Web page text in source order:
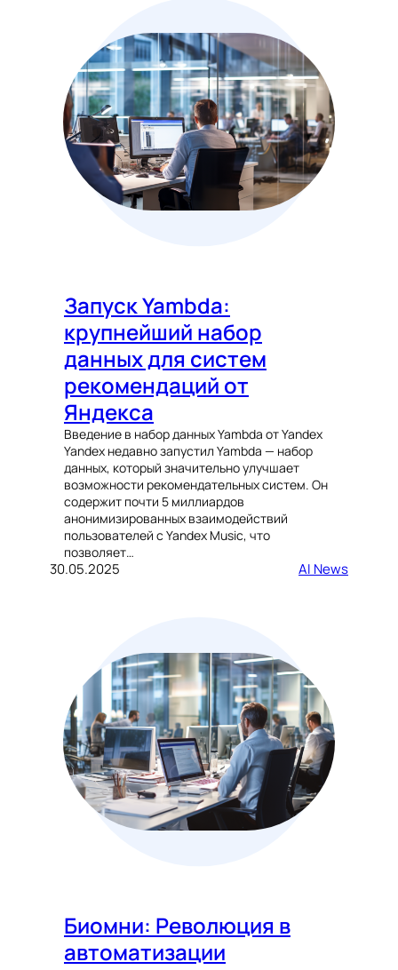
Запуск Yambda:
крупнейший набор
данных для систем
рекомендаций от
Яндекса
Введение в набор данных Yambda от Yandex
Yandex недавно запустил Yambda — набор
данных, который значительно улучшает
возможности рекомендательных систем. Он
содержит почти 5 миллиардов
анонимизированных взаимодействий
пользователей с Yandex Music, что
позволяет…
30.05.2025 AI News
Биомни: Революция в
автоматизации